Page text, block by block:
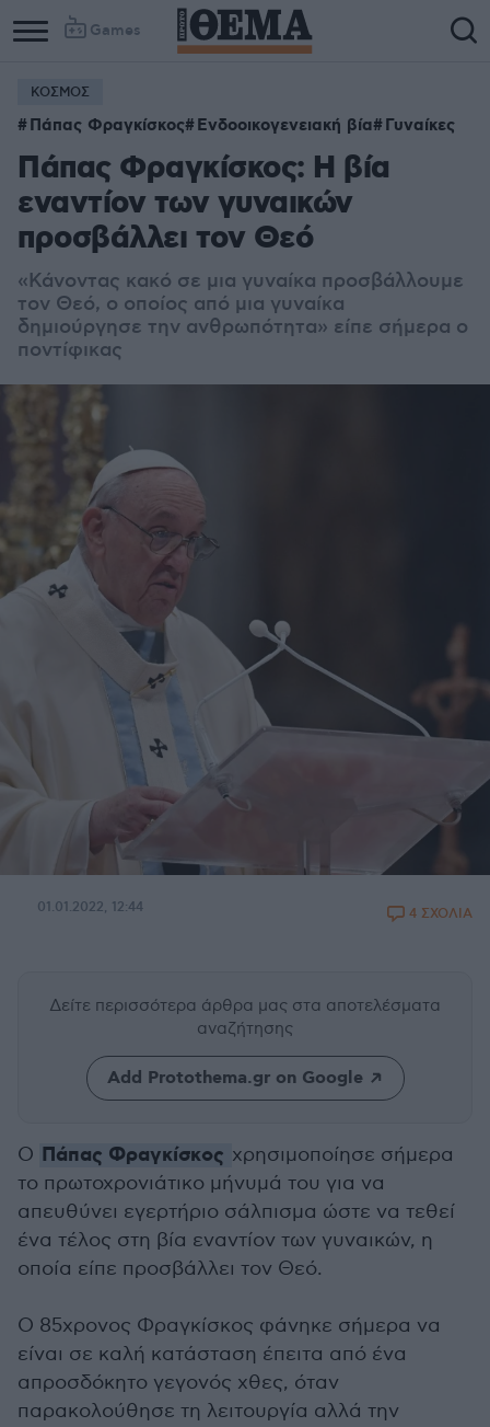
Games
ΚΟΣΜΟΣ
Πάπας Φραγκίσκος Ενδοοικογενειακή βία Γυναίκες
Πάπας Φραγκίσκος: Η βία
εναντίον των γυναικών
προσβάλλει τον Θεό
«Κάνοντας κακό σε μια γυναίκα προσβάλλουμε
τον Θεό, ο οποίος από μια γυναίκα
δημιούργησε την ανθρωπότητα» είπε σήμερα ο
ποντίφικας
01.01.2022, 12:44 4 ΣΧΟΛΙΑ
Δείτε περισσότερα άρθρα μας στα αποτελέσματα
αναζήτησης
Add Protothema.gr on Google
Ο Πάπας Φραγκίσκος χρησιμοποίησε σήμερα
το πρωτοχρονιάτικο μήνυμά του για να
απευθύνει εγερτήριο σάλπισμα ώστε να τεθεί
ένα τέλος στη βία εναντίον των γυναικών, η
οποία είπε προσβάλλει τον Θεό.
Ο 85χρονος Φραγκίσκος φάνηκε σήμερα να
είναι σε καλή κατάσταση έπειτα από ένα
απροσδόκητο γεγονός χθες, όταν
παρακολούθησε τη λειτουργία αλλά την